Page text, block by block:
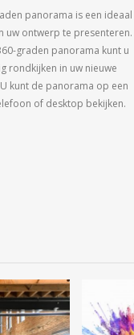
panorama is een ideaal
uw ontwerp te presenteren.
graden panorama kunt u
rondkijken in uw nieuwe
kunt de panorama op een
of desktop bekijken.